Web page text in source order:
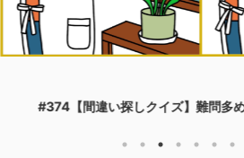
#374【間違い探しクイズ】難問多